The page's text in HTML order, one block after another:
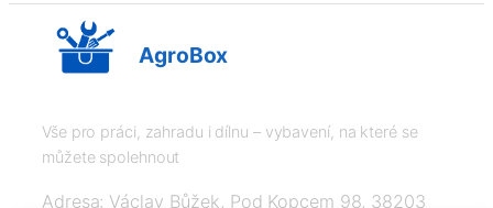
AgroBox
Vše pro práci, zahradu i dílnu – vybavení, na které se
můžete spolehnout
Adresa: Václav Bůžek, Pod Kopcem 98, 38203